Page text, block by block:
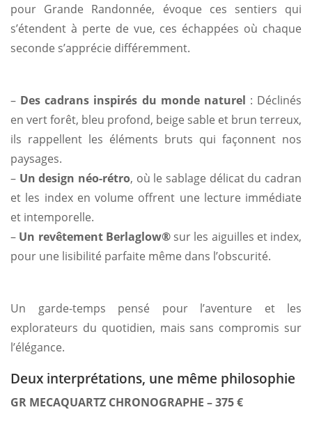
pour Grande Randonnée, évoque ces sentiers qui
s’étendent à perte de vue, ces échappées où chaque
seconde s’apprécie différemment.
– Des cadrans inspirés du monde naturel : Déclinés
en vert forêt, bleu profond, beige sable et brun terreux,
ils rappellent les éléments bruts qui façonnent nos
paysages.
– Un design néo-rétro, où le sablage délicat du cadran
et les index en volume offrent une lecture immédiate
et intemporelle.
– Un revêtement Berlaglow® sur les aiguilles et index,
pour une lisibilité parfaite même dans l’obscurité.
Un garde-temps pensé pour l’aventure et les
explorateurs du quotidien, mais sans compromis sur
l’élégance.
Deux interprétations, une même philosophie
GR MECAQUARTZ CHRONOGRAPHE – 375 €